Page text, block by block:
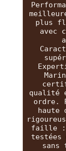
plus
avec
qualité
ordre.
haute
faille :
testées
sans